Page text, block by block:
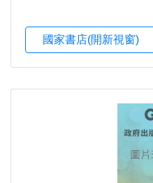
國家書店(開新視窗)